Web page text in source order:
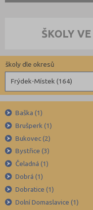
ŠKOLY
Frýdek-Místek (164)
školy dle okresů
Beroun (85)
Blansko (88)
Brno-město (317)
Brno-venkov (149)
Bruntál (73)
Břeclav (84)
Česká Lípa (79)
Baška (1)
Brušperk (1)
Bukovec (2)
Bystřice (3)
Čeladná (1)
Dobrá (1)
Dobratice (1)
Dolní Domaslavice (1)